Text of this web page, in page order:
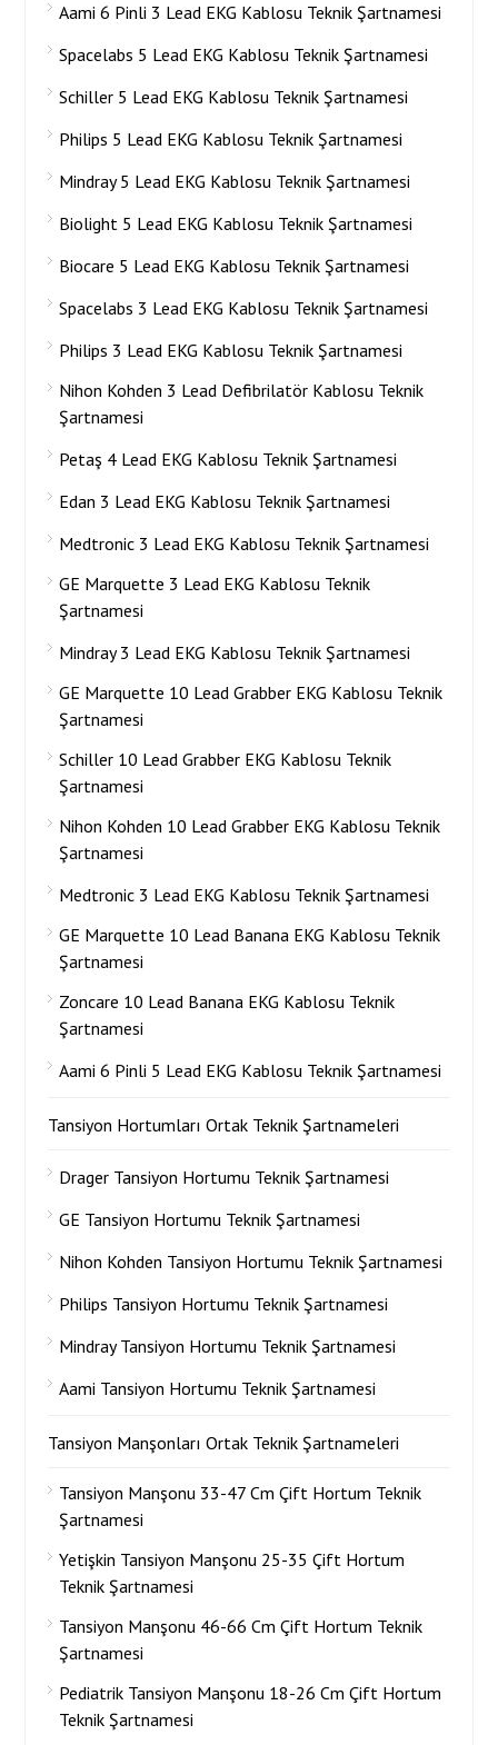
Aami 6 Pinli 3 Lead EKG Kablosu Teknik Şartnamesi
Spacelabs 5 Lead EKG Kablosu Teknik Şartnamesi
Schiller 5 Lead EKG Kablosu Teknik Şartnamesi
Philips 5 Lead EKG Kablosu Teknik Şartnamesi
Mindray 5 Lead EKG Kablosu Teknik Şartnamesi
Biolight 5 Lead EKG Kablosu Teknik Şartnamesi
Biocare 5 Lead EKG Kablosu Teknik Şartnamesi
Spacelabs 3 Lead EKG Kablosu Teknik Şartnamesi
Philips 3 Lead EKG Kablosu Teknik Şartnamesi
Nihon Kohden 3 Lead Defibrilatör Kablosu Teknik
Şartnamesi
Petaş 4 Lead EKG Kablosu Teknik Şartnamesi
Edan 3 Lead EKG Kablosu Teknik Şartnamesi
Medtronic 3 Lead EKG Kablosu Teknik Şartnamesi
GE Marquette 3 Lead EKG Kablosu Teknik
Şartnamesi
Mindray 3 Lead EKG Kablosu Teknik Şartnamesi
GE Marquette 10 Lead Grabber EKG Kablosu Teknik
Şartnamesi
Schiller 10 Lead Grabber EKG Kablosu Teknik
Şartnamesi
Nihon Kohden 10 Lead Grabber EKG Kablosu Teknik
Şartnamesi
Medtronic 3 Lead EKG Kablosu Teknik Şartnamesi
GE Marquette 10 Lead Banana EKG Kablosu Teknik
Şartnamesi
Zoncare 10 Lead Banana EKG Kablosu Teknik
Şartnamesi
Aami 6 Pinli 5 Lead EKG Kablosu Teknik Şartnamesi
Tansiyon Hortumları Ortak Teknik Şartnameleri
Drager Tansiyon Hortumu Teknik Şartnamesi
GE Tansiyon Hortumu Teknik Şartnamesi
Nihon Kohden Tansiyon Hortumu Teknik Şartnamesi
Philips Tansiyon Hortumu Teknik Şartnamesi
Mindray Tansiyon Hortumu Teknik Şartnamesi
Aami Tansiyon Hortumu Teknik Şartnamesi
Tansiyon Manşonları Ortak Teknik Şartnameleri
Tansiyon Manşonu 33-47 Cm Çift Hortum Teknik
Şartnamesi
Yetişkin Tansiyon Manşonu 25-35 Çift Hortum
Teknik Şartnamesi
Tansiyon Manşonu 46-66 Cm Çift Hortum Teknik
Şartnamesi
Pediatrik Tansiyon Manşonu 18-26 Cm Çift Hortum
Teknik Şartnamesi